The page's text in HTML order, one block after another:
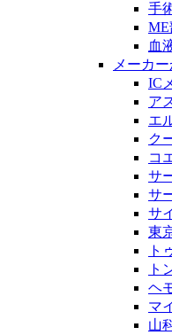
手
ME
血
メーカ
IC
ア
エ
ク
コ
サ
サ
サ
東
ト
ト
ヘ
マ
山